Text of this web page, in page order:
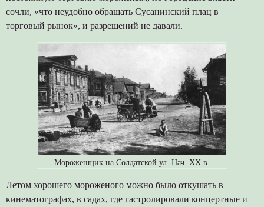
сочли, «что неудобно обращать Сусанинский плац в
торговый рынок», и разрешений не давали.
Мороженщик на Солдатской ул. Нач. ХХ в.
Летом хорошего мороженого можно было откушать в
кинематографах, в садах, где гастролировали концертные и